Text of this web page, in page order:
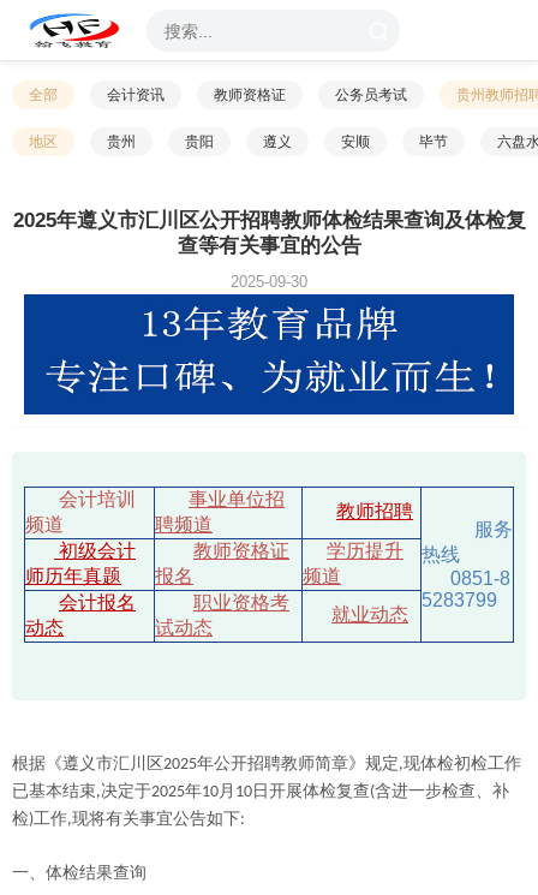
全部 会计资讯 教师资格证 公务员考试 贵州教师招
地区 贵州 贵阳 遵义 安顺 毕节 六盘
2025年遵义市汇川区公开招聘教师体检结果查询及体检复
查等有关事宜的公告
2025-09-30
会计培训
频道
事业单位招
聘频道
教师招聘
服务
热线
0851-8
5283799
初级会计
师历年真题
教师资格证
报名
学历提升
频道
会计报名
动态
职业资格考
试动态
就业动态
根据《遵义市汇川区2025年公开招聘教师简章》规定,现体检初检工作
已基本结束,决定于2025年10月 10 日开展体检复查(含进一步检查、补
检)工作,现将有关事宜公告如下:
一、体检结果查询